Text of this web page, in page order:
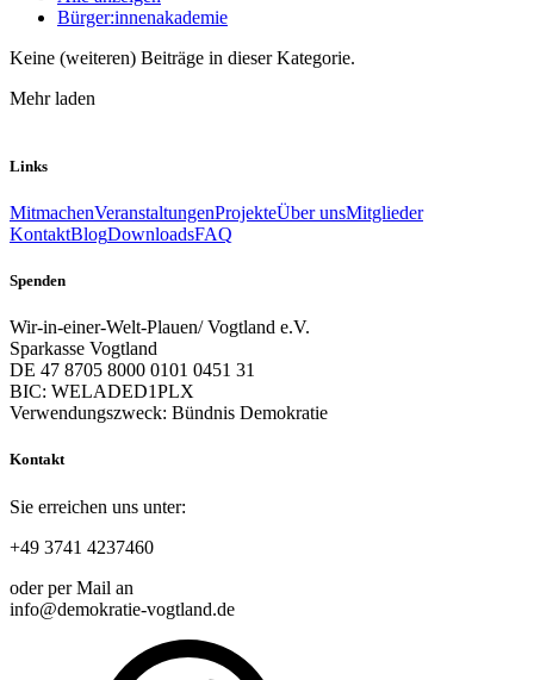
Bürger:innenakademie
Keine (weiteren) Beiträge in dieser Kategorie.
Mehr laden
Links
MitmachenVeranstaltungenProjekteÜber unsMitglieder
KontaktBlogDownloadsFAQ
Spenden
Wir-in-einer-Welt-Plauen/ Vogtland e.V.
Sparkasse Vogtland
DE 47 8705 8000 0101 0451 31
BIC: WELADED1PLX
Verwendungszweck: Bündnis Demokratie
Kontakt
Sie erreichen uns unter:
+49 3741 4237460
oder per Mail an
info@demokratie-vogtland.de